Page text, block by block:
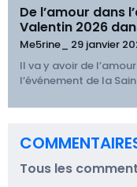
De l’amour dans
Valentin 2026
Me5rine_ 29 janvier
Il va y avoir de
l’événement de la
Tous les